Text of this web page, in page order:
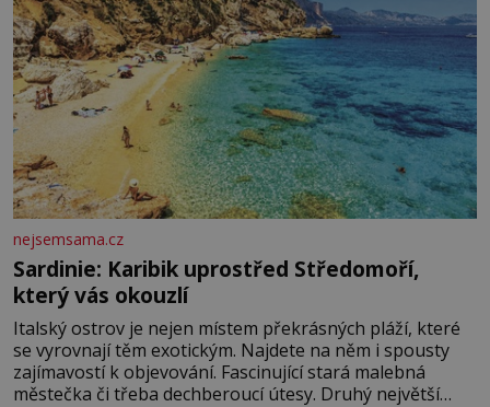
nejsemsama.cz
Sardinie: Karibik uprostřed Středomoří,
který vás okouzlí
Italský ostrov je nejen místem překrásných pláží, které
se vyrovnají těm exotickým. Najdete na něm i spousty
zajímavostí k objevování. Fascinující stará malebná
městečka či třeba dechberoucí útesy. Druhý největší